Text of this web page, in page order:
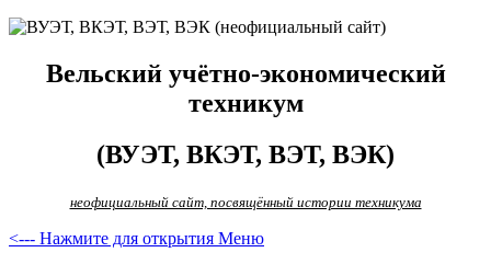
Вельский учётно-экономический
техникум
(ВУЭТ, ВКЭТ, ВЭТ, ВЭК)
неофициальный сайт, посвящённый истории техникума
<--- Нажмите для открытия Меню